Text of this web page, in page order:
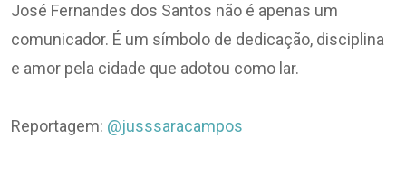
José Fernandes dos Santos não é apenas um
comunicador. É um símbolo de dedicação, disciplina
e amor pela cidade que adotou como lar.
Reportagem: @jusssaracampos